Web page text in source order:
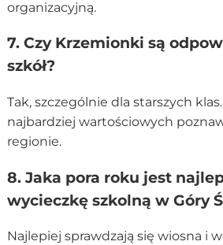
organizacyjną.
7. Czy Krzemionki są
szkół?
Tak, szczególnie dla starszych
najbardziej wartościowych
regionie.
8. Jaka pora roku jest
wycieczkę szkolną w Góry
Najlepiej sprawdzają się wiosna i